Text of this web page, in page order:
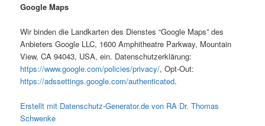
Google Maps
Wir binden die Landkarten des Dienstes “Google Maps” des
Anbieters Google LLC, 1600 Amphitheatre Parkway, Mountain
View, CA 94043, USA, ein. Datenschutzerklärung:
https://www.google.com/policies/privacy/, Opt-Out:
https://adssettings.google.com/authenticated.
Erstellt mit Datenschutz-Generator.de von RA Dr. Thomas
Schwenke